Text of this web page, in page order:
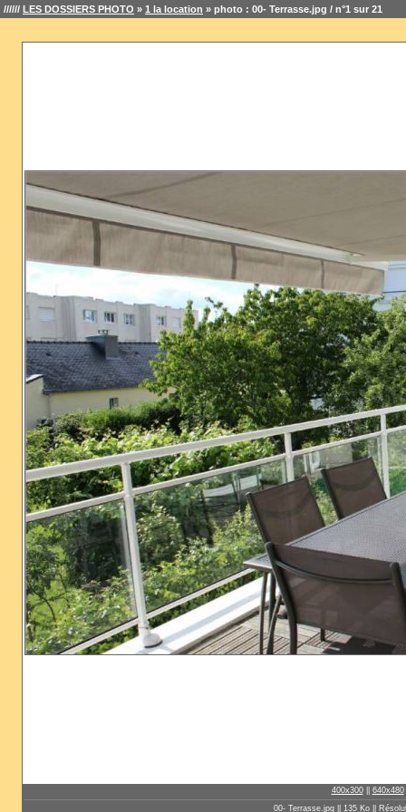
////// LES DOSSIERS PHOTO » 1 la location » photo : 00- Terrasse.jpg / n°1 sur 21
400x300|| 640x480
00- Terrasse.jpg || 135 Ko ||